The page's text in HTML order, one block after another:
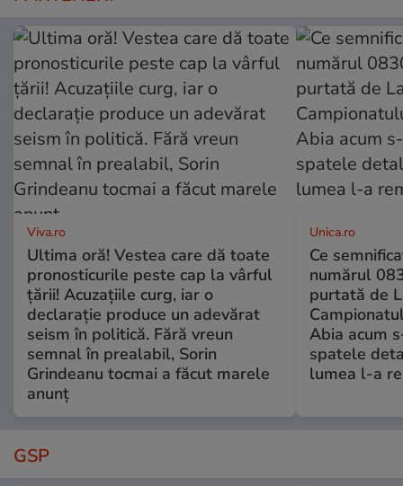
Viva.ro
Ultima oră! Vestea care dă toate
pronosticurile peste cap la vârful
țării! Acuzațiile curg, iar o
declarație produce un adevărat
seism în politică. Fără vreun
semnal în prealabil, Sorin
Grindeanu tocmai a făcut marele
anunț
Unica.ro
Ce
numărul
purtată de
Abia acum
spatele
lumea l-a
GSP